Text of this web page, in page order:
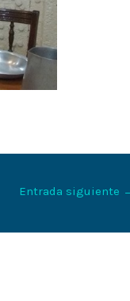
Entrada siguiente